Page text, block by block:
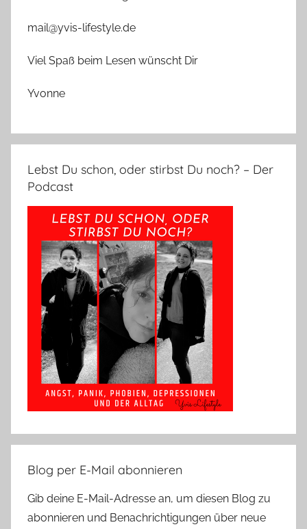
mail@yvis-lifestyle.de
Viel Spaß beim Lesen wünscht Dir
Yvonne
Lebst Du schon, oder stirbst Du noch? – Der
Podcast
Blog per E-Mail abonnieren
Gib deine E-Mail-Adresse an, um diesen Blog zu
abonnieren und Benachrichtigungen über neue